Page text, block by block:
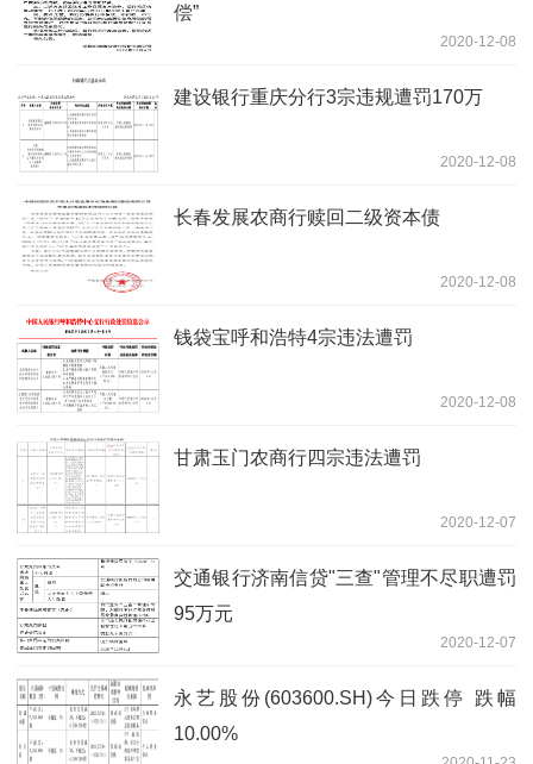
偿”
2020-12-08
建设银行重庆分行3宗违规遭罚170万
2020-12-08
长春发展农商行赎回二级资本债
2020-12-08
钱袋宝呼和浩特4宗违法遭罚
2020-12-08
甘肃玉门农商行四宗违法遭罚
2020-12-07
交通银行济南信贷"三查"管理不尽职遭罚
95万元
2020-12-07
永艺股份(603600.SH)今日跌停 跌幅
10.00%